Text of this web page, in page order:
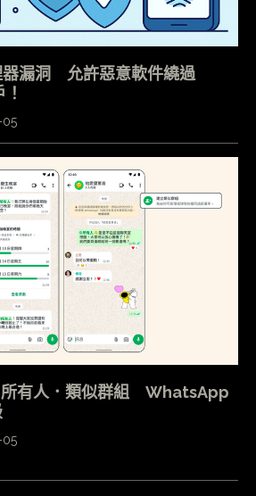
漏洞 允許惡意軟件繞過
所有人．類似群組 WhatsApp